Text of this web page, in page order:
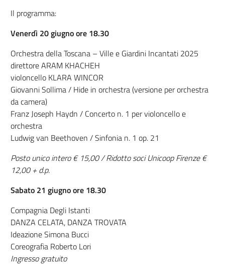
Il programma:
Venerdì 20 giugno ore 18.30
Orchestra della Toscana – Ville e Giardini Incantati 2025
direttore ARAM KHACHEH
violoncello KLARA WINCOR
Giovanni Sollima / Hide in orchestra (versione per orchestra
da camera)
Franz Joseph Haydn / Concerto n. 1 per violoncello e
orchestra
Ludwig van Beethoven / Sinfonia n. 1 op. 21
Posto unico intero € 15,00 / Ridotto soci Unicoop Firenze €
12,00 + d.p.
Sabato 21 giugno ore 18.30
Compagnia Degli Istanti
DANZA CELATA, DANZA TROVATA
Ideazione Simona Bucci
Coreografia Roberto Lori
Ingresso gratuito